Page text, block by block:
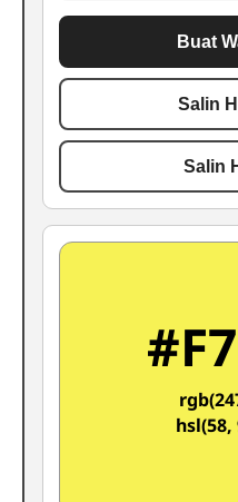
Buat
Salin
Salin
hsl(58,